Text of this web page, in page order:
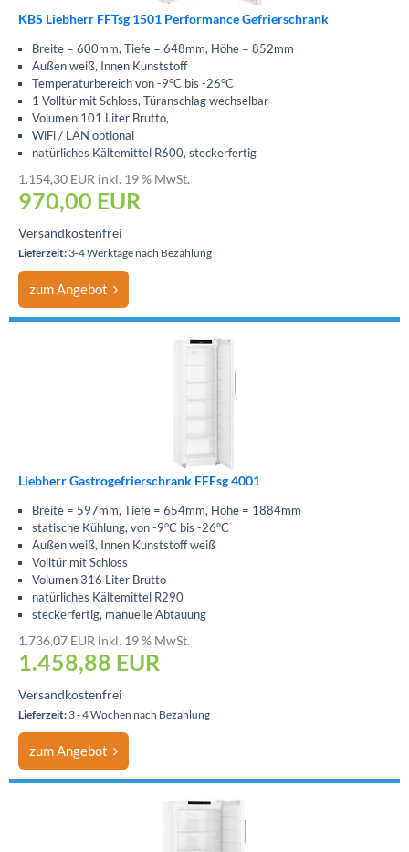
KBS Liebherr FFTsg 1501 Performance Gefrierschrank
Breite = 600mm, Tiefe = 648mm, Höhe = 852mm
Außen weiß, Innen Kunststoff
Temperaturbereich von -9°C bis -26°C
1 Volltür mit Schloss, Türanschlag wechselbar
Volumen 101 Liter Brutto,
WiFi / LAN optional
natürliches Kältemittel R600, steckerfertig
1.154,30 EUR inkl. 19 % MwSt.
970,00 EUR
Versandkostenfrei
Lieferzeit: 3-4 Werktage nach Bezahlung
zum Angebot
Liebherr Gastrogefrierschrank FFFsg 4001
Breite = 597mm, Tiefe = 654mm, Höhe = 1884mm
statische Kühlung, von -9°C bis -26°C
Außen weiß, Innen Kunststoff weiß
Volltür mit Schloss
Volumen 316 Liter Brutto
natürliches Kältemittel R290
steckerfertig, manuelle Abtauung
1.736,07 EUR inkl. 19 % MwSt.
1.458,88 EUR
Versandkostenfrei
Lieferzeit: 3 - 4 Wochen nach Bezahlung
zum Angebot